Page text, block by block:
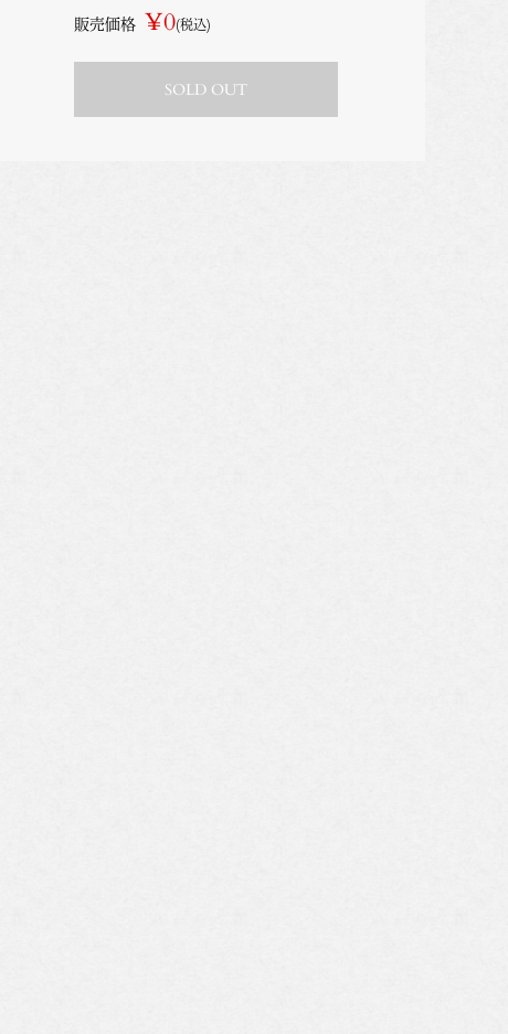
販売価格 ¥0(税込)
SOLD OUT